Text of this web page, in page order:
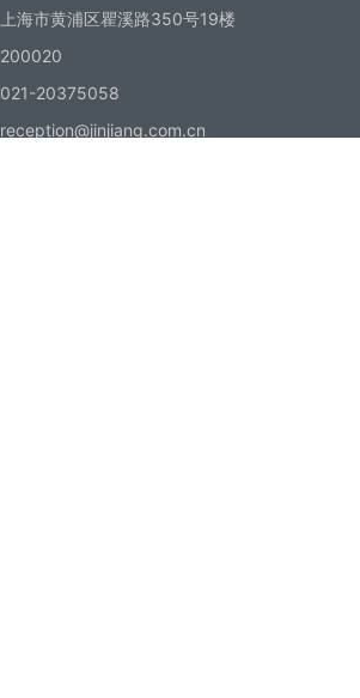
上海市黄浦区瞿溪路350号19楼
200020
021-20375058
reception@jinjiang.com.cn